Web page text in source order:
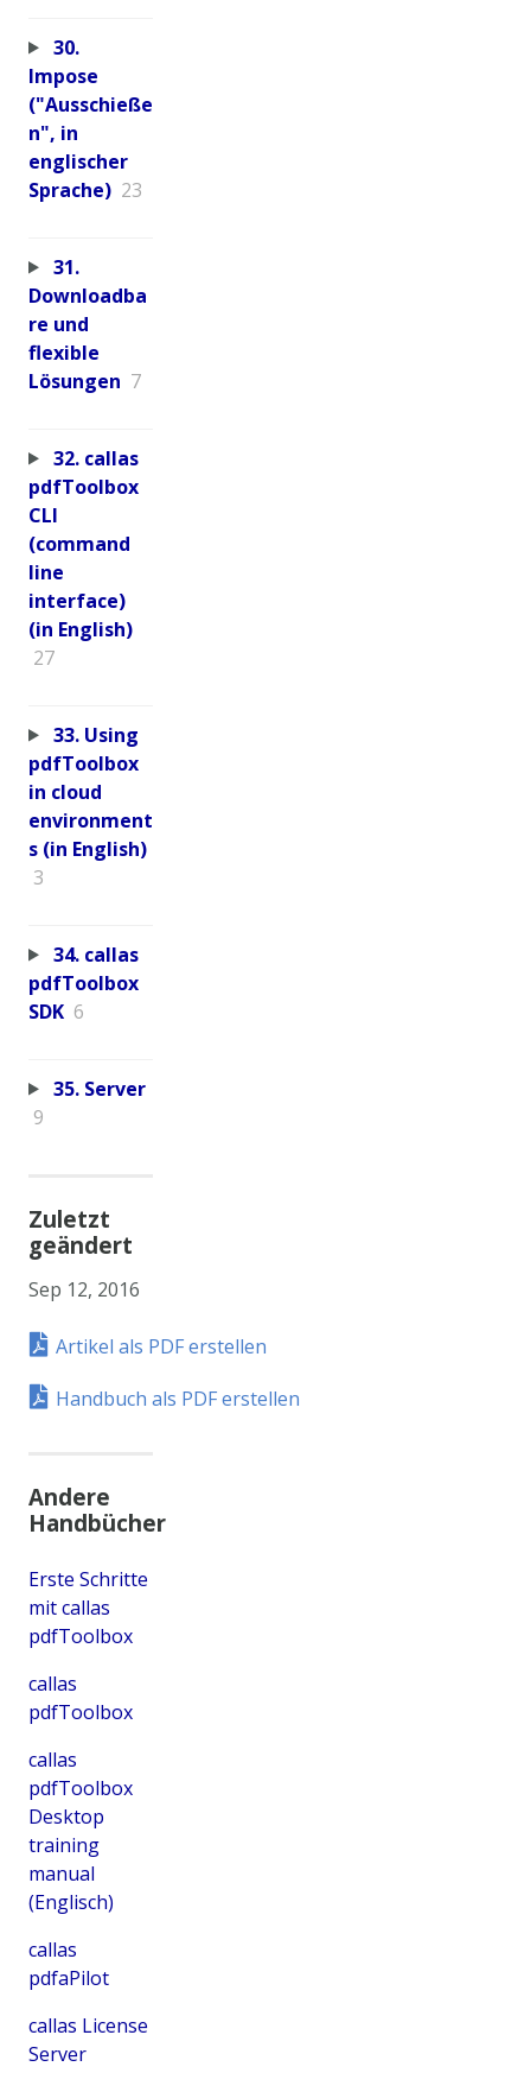
30.
Impose
("Ausschieße
n", in
englischer
Sprache) 23
31.
Downloadba
re und
flexible
Lösungen 7
32. callas
pdfToolbox
CLI
(command
line
interface)
(in English)
27
33. Using
pdfToolbox
in cloud
environment
s (in English)
3
34. callas
pdfToolbox
SDK 6
35. Server
9
Zuletzt
geändert
Sep 12, 2016
Artikel als PDF erstellen
Handbuch als PDF erstellen
Andere
Handbücher
Erste Schritte
mit callas
pdfToolbox
callas
pdfToolbox
callas
pdfToolbox
Desktop
training
manual
(Englisch)
callas
pdfaPilot
callas License
Server